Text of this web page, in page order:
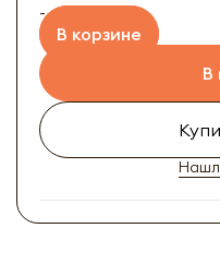
-
В корзине
В